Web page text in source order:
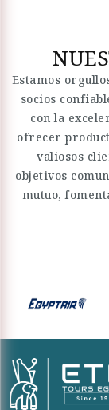
Estamos
socios
con la
ofrecer
valiosos
objetivos
mutuo,